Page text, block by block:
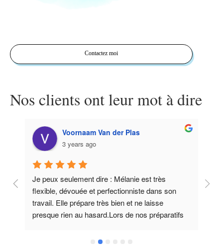
Contactez moi
Nos clients ont leur mot à dire
son
Daphne van der Werf
3 years ago
Mélanie a récemment pris des photos lors de
notre soirée, avec d'excellents résultats. Je
pense que prendre des photos de gens qui
dansent dans une pièce sombre est la chose la
parvenue. Et comment! Toutes les photos sont